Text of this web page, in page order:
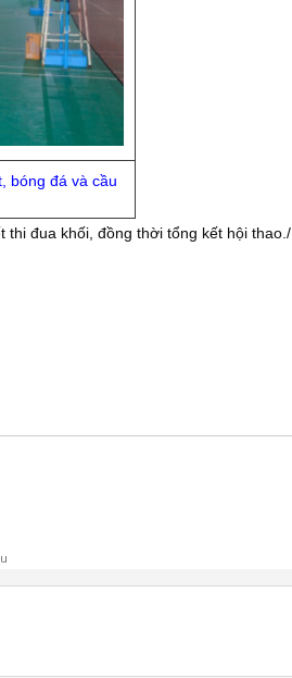
bóng đá và cầu
đua khối, đồng thời tổng kết hội thao./.